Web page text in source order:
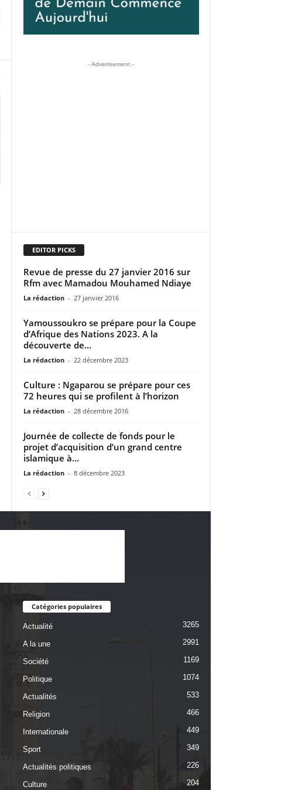
- Advertisement -
EDITOR PICKS
Revue de presse du 27 janvier 2016 sur
Rfm avec Mamadou Mouhamed Ndiaye
La rédaction - 27 janvier 2016
Yamoussoukro se prépare pour la Coupe
d’Afrique des Nations 2023. A la
découverte de...
La rédaction - 22 décembre 2023
Culture : Ngaparou se prépare pour ces
72 heures qui se profilent à l’horizon
La rédaction - 28 décembre 2016
Journée de collecte de fonds pour le
projet d’acquisition d’un grand centre
islamique à...
La rédaction - 8 décembre 2023
Catégories populaires
Actualité 3265
A la une 2991
Société 1169
Politique 1074
Actualités 533
Religion 466
Internationale 449
Sport 349
Actualités politiques 226
Culture 204